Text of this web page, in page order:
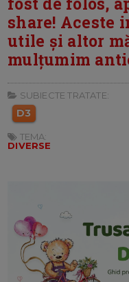
share! Aceste
utile și altor
mulțumim
SUBIECTE TRATATE:
D3
TEMA:
DIVERSE